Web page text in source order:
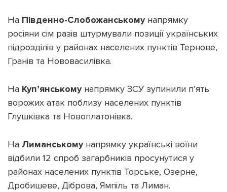
На Південно-Слобожанськомунапрямку
росіяни сім разів штурмували позиції українських
підрозділів у районах населених пунктів Тернове,
Гранів та Нововасилівка.
На Куп’янському напрямку ЗСУ зупинили п’ять
ворожих атак поблизу населених пунктів
Глушківка та Новоплатонівка.
На Лиманському напрямку українські воїни
відбили 12 спроб загарбників просунутися у
районах населених пунктів Торське, Озерне,
Дробишеве, Діброва, Ямпіль та Лиман.